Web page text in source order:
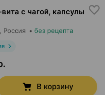
с чагой, капсулы
, Россия • без рецепта
В корзину